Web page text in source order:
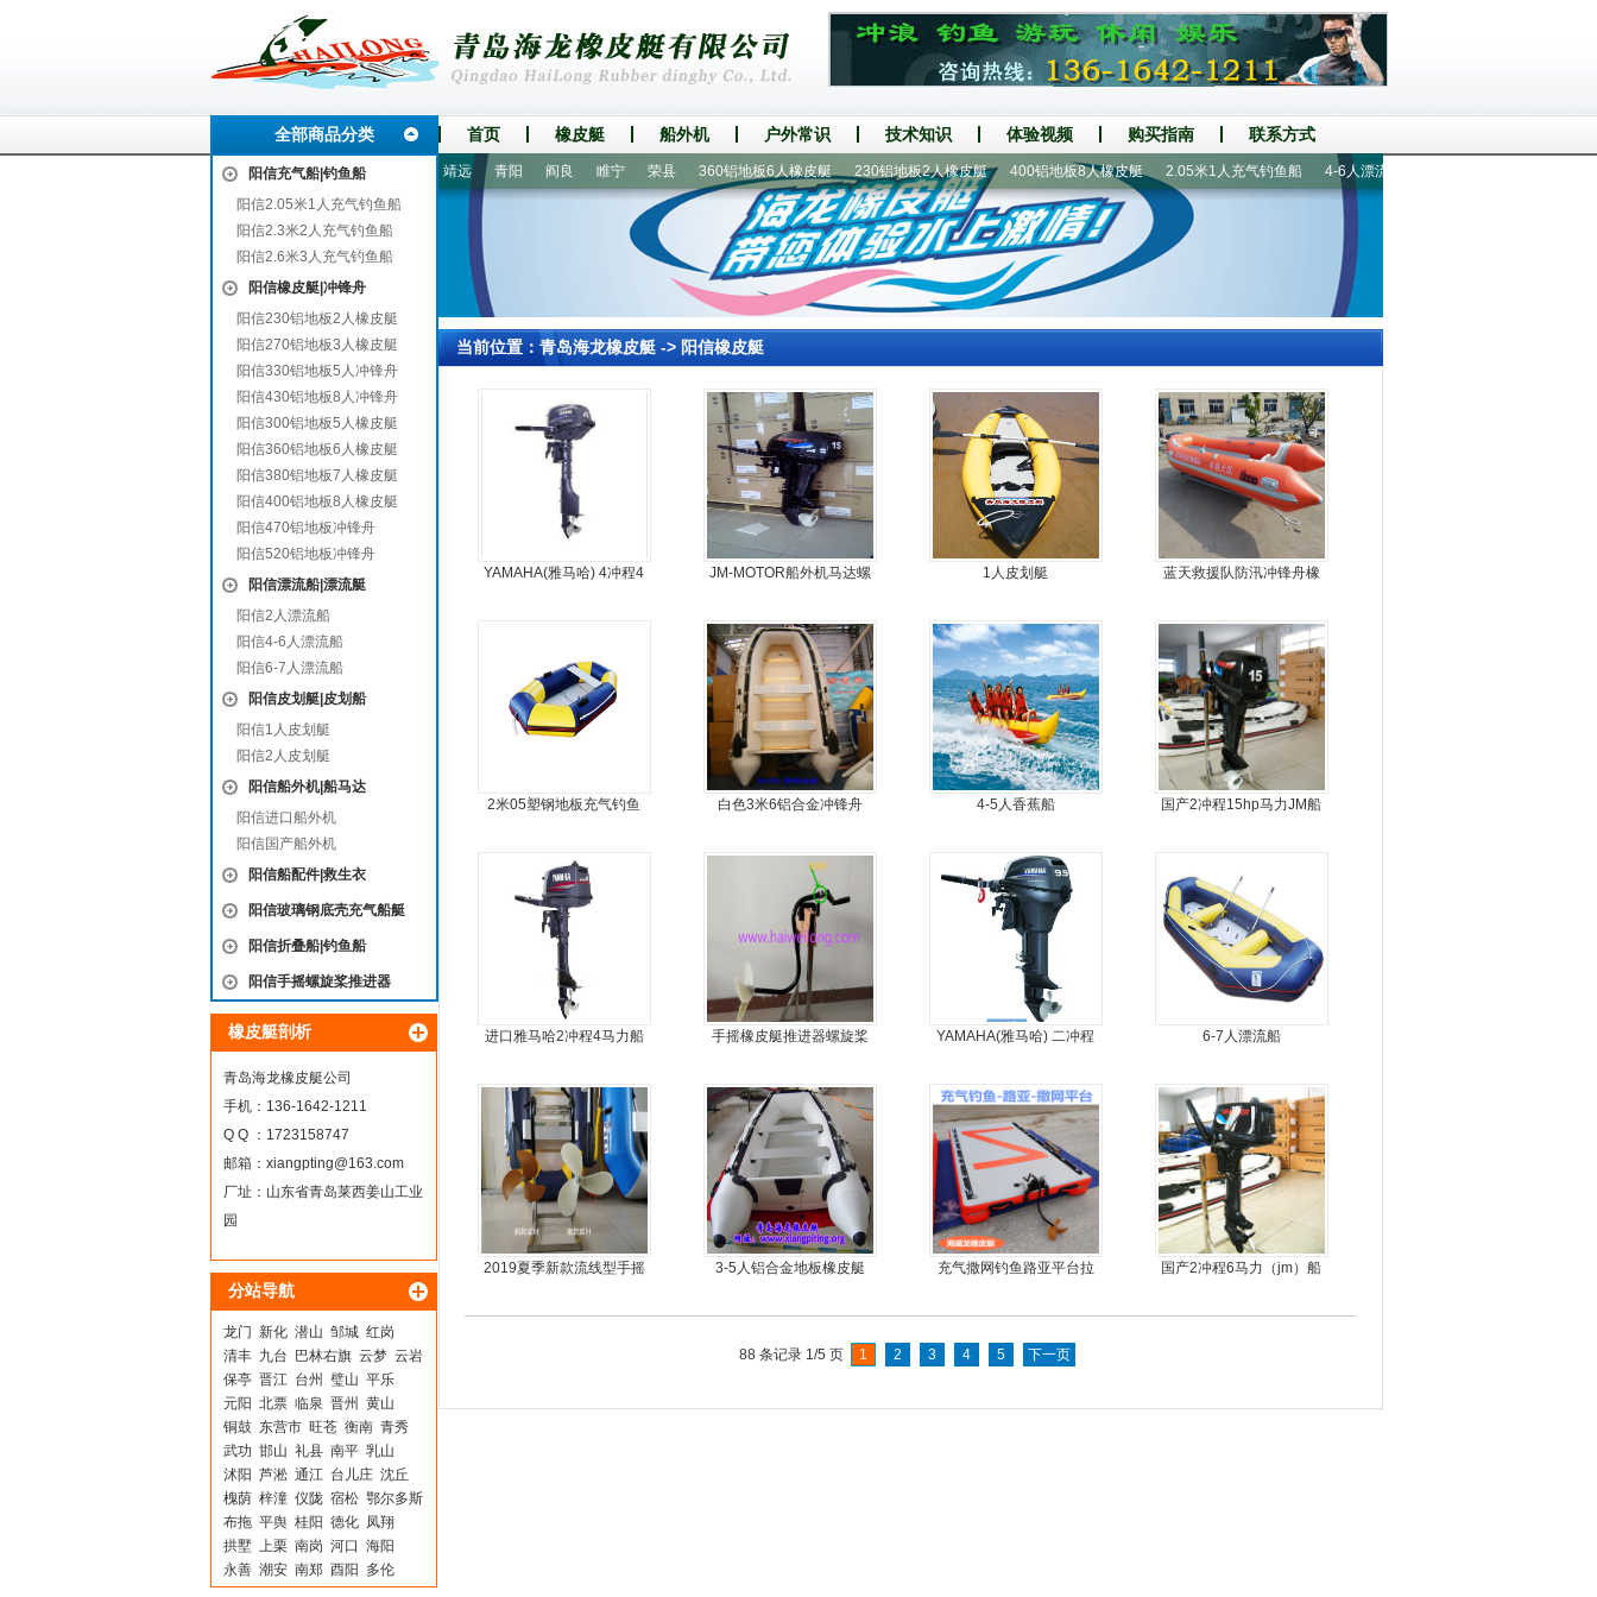
全部商品分类 首页 橡皮艇 船外机 户外常识 技术知识 体验视频 购买指南 联系方式
阳信充气船|钓鱼船
阳信2.05米1人充气钓鱼船
阳信2.3米2人充气钓鱼船
阳信2.6米3人充气钓鱼船
阳信橡皮艇|冲锋舟
阳信230铝地板2人橡皮艇
阳信270铝地板3人橡皮艇
阳信330铝地板5人冲锋舟
阳信430铝地板8人冲锋舟
阳信300铝地板5人橡皮艇
阳信360铝地板6人橡皮艇
阳信380铝地板7人橡皮艇
阳信400铝地板8人橡皮艇
阳信470铝地板冲锋舟
阳信520铝地板冲锋舟
阳信漂流船|漂流艇
阳信2人漂流船
阳信4-6人漂流船
阳信6-7人漂流船
阳信皮划艇|皮划船
阳信1人皮划艇
阳信2人皮划艇
阳信船外机|船马达
阳信进口船外机
阳信国产船外机
阳信船配件|救生衣
阳信玻璃钢底壳充气船艇
阳信折叠船|钓鱼船
阳信手摇螺旋桨推进器
橡皮艇剖析
青岛海龙橡皮艇公司
手机：136-1642-1211
Q Q ：1723158747
邮箱： xiangpting@163.com
厂址：山东省青岛莱西姜山工业
园
分站导航
龙门 新化 潜山 邹城 红岗
清丰 九台 巴林右旗 云梦 云岩
保亭 晋江 台州 璧山 平乐
元阳 北票 临泉 晋州 黄山
铜鼓 东营市 旺苍 衡南 青秀
武功 邯山 礼县 南平 乳山
沭阳 芦淞 通江 台儿庄 沈丘
槐荫 梓潼 仪陇 宿松 鄂尔多斯
布拖 平舆 桂阳 德化 凤翔
拱墅 上栗 南岗 河口 海阳
永善 潮安 南郑 酉阳
多伦
瑞丽 祁县 翠峦 松江 靖远 青阳 阎良 睢宁 荣县 360铝地板6人橡皮艇 230铝地板2人橡皮艇 400铝地板8人橡皮艇 2.05米1人充气钓鱼船 4-6人漂流船
当前位置： 青岛海龙橡皮艇-> 阳信橡皮艇
YAMAHA(雅马哈) 4冲程4
JM-MOTOR船外机马达螺
1人皮划艇
蓝天救援队防汛冲锋舟橡
2米05塑钢地板充气钓鱼
白色3米6铝合金冲锋舟 4-5人香蕉船
国产2冲程15hp马力JM船
进口雅马哈2冲程4马力船
手摇橡皮艇推进器螺旋桨
YAMAHA(雅马哈) 二冲程
6-7人漂流船
2019夏季新款流线型手摇
3-5人铝合金地板橡皮艇
充气撒网钓鱼路亚平台拉
国产2冲程6马力（jm）船
88 条记录 1/5 页 1 2 3 4 5 下一页